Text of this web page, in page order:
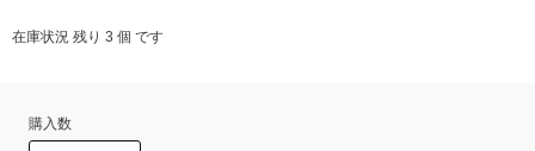
在庫状況 残り 3 個 です
購入数